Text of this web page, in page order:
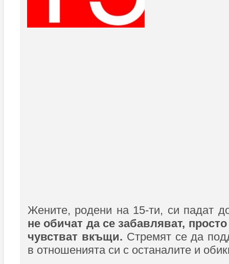
Жените, родени на 15-ти, си падат
не обичат да се забавляват,
чувстват вкъщи. Стремят се да
в отношенията си с останалите и